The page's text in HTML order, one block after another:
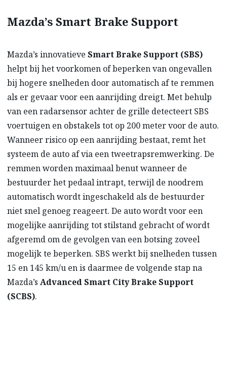
Mazda’s Smart Brake Support
Mazda’s innovatieve Smart Brake Support (SBS)
helpt bij het voorkomen of beperken van ongevallen
bij hogere snelheden door automatisch af te remmen
als er gevaar voor een aanrijding dreigt. Met behulp
van een radarsensor achter de grille detecteert SBS
voertuigen en obstakels tot op 200 meter voor de auto.
Wanneer risico op een aanrijding bestaat, remt het
systeem de auto af via een tweetrapsremwerking. De
remmen worden maximaal benut wanneer de
bestuurder het pedaal intrapt, terwijl de noodrem
automatisch wordt ingeschakeld als de bestuurder
niet snel genoeg reageert. De auto wordt voor een
mogelijke aanrijding tot stilstand gebracht of wordt
afgeremd om de gevolgen van een botsing zoveel
mogelijk te beperken. SBS werkt bij snelheden tussen
15 en 145 km/u en is daarmee de volgende stap na
Mazda’s Advanced Smart City Brake Support
(SCBS).